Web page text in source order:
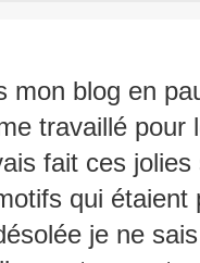
mon blog en
travaillé pour
fait ces jolies
qui étaient
je ne